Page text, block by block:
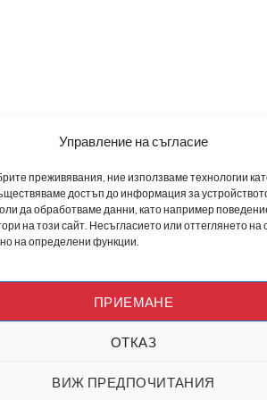
Управление на съгласие
преживявания, ние използваме технологии
достъп до информация за
да обработваме данни, като например
на този сайт. Несъгласието или оттеглянето на
на определени функции.
ПРИЕМАНЕ
ОТКАЗ
ВИЖ ПРЕДПОЧИТАНИЯ